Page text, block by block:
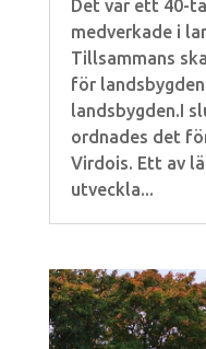
Det var ett 40-
medverkade i
Tillsammans
för
landsbygden.I
ordnades det
Virdois. Ett av
utveckla...